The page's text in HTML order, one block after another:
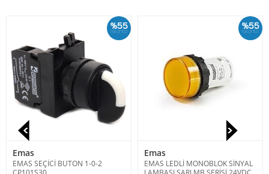
%55
İskonto
Emas
EMAS SEÇİCİ BUTON 1-0-2
%55
İskonto
Emas
EMAS LEDLİ MONOBLOK SİNYAL